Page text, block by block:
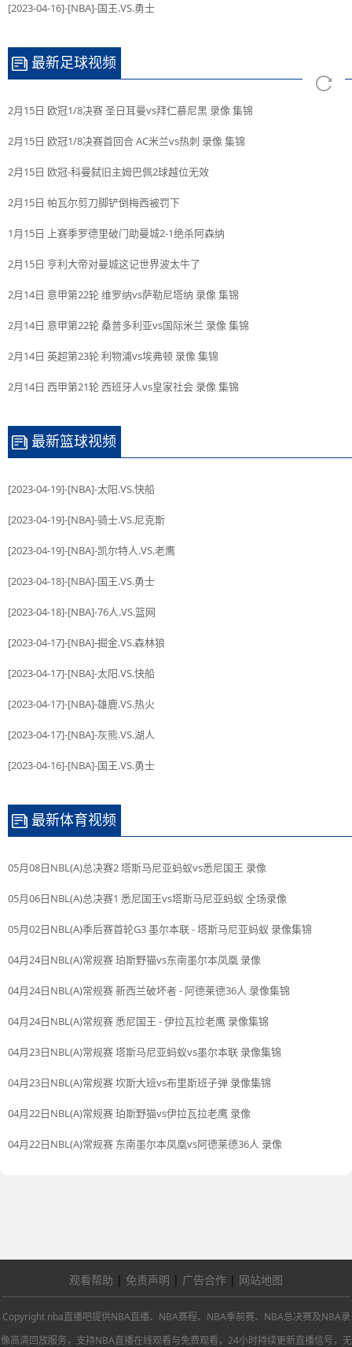
[2023-04-16]-[NBA]-国王.VS.勇士
最新足球视频
2月15日 欧冠1/8决赛 圣日耳曼vs拜仁慕尼黑 录像 集锦
2月15日 欧冠1/8决赛首回合 AC米兰vs热刺 录像 集锦
2月15日 欧冠-科曼弑旧主姆巴佩2球越位无效
2月15日 帕瓦尔剪刀脚铲倒梅西被罚下
1月15日 上赛季罗德里破门助曼城2-1绝杀阿森纳
2月15日 亨利大帝对曼城这记世界波太牛了
2月14日 意甲第22轮 维罗纳vs萨勒尼塔纳 录像 集锦
2月14日 意甲第22轮 桑普多利亚vs国际米兰 录像 集锦
2月14日 英超第23轮 利物浦vs埃弗顿 录像 集锦
2月14日 西甲第21轮 西班牙人vs皇家社会 录像 集锦
最新篮球视频
[2023-04-19]-[NBA]-太阳.VS.快船
[2023-04-19]-[NBA]-骑士.VS.尼克斯
[2023-04-19]-[NBA]-凯尔特人.VS.老鹰
[2023-04-18]-[NBA]-国王.VS.勇士
[2023-04-18]-[NBA]-76人.VS.篮网
[2023-04-17]-[NBA]-掘金.VS.森林狼
[2023-04-17]-[NBA]-太阳.VS.快船
[2023-04-17]-[NBA]-雄鹿.VS.热火
[2023-04-17]-[NBA]-灰熊.VS.湖人
[2023-04-16]-[NBA]-国王.VS.勇士
最新体育视频
05月08日NBL(A)总决赛2 塔斯马尼亚蚂蚁vs悉尼国王 录像
05月06日NBL(A)总决赛1 悉尼国王vs塔斯马尼亚蚂蚁 全场录像
05月02日NBL(A)季后赛首轮G3 墨尔本联 - 塔斯马尼亚蚂蚁 录像集锦
04月24日NBL(A)常规赛 珀斯野猫vs东南墨尔本凤凰 录像
04月24日NBL(A)常规赛 新西兰破坏者 - 阿德莱德36人 录像集锦
04月24日NBL(A)常规赛 悉尼国王 - 伊拉瓦拉老鹰 录像集锦
04月23日NBL(A)常规赛 塔斯马尼亚蚂蚁vs墨尔本联 录像集锦
04月23日NBL(A)常规赛 坎斯大班vs布里斯班子弹 录像集锦
04月22日NBL(A)常规赛 珀斯野猫vs伊拉瓦拉老鹰 录像
04月22日NBL(A)常规赛 东南墨尔本凤凰vs阿德莱德36人 录像
观看帮助 | 免责声明 | 广告合作 | 网站地图
Copyright nba直播吧提供NBA直播、NBA赛程、NBA季前赛、NBA总决赛及NBA录
像高清回放服务，支持NBA直播在线观看与免费观看，24小时持续更新直播信号，无